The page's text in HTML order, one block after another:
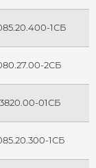
1СБ
2СБ
01СБ
1СБ